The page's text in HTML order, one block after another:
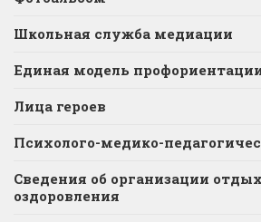
Школьная служба медиации
Единая модель
Лица героев
Психолого-медико-
Сведения об организации
оздоровления